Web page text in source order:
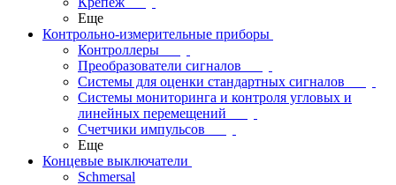
Еще
Контрольно-измерительные приборы
Контроллеры
Преобразователи сигналов
Системы для оценки стандартных сигналов
Системы мониторинга и контроля угловых и
линейных перемещений
Счетчики импульсов
Еще
Концевые выключатели
Schmersal